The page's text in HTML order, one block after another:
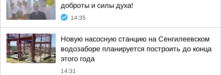
доброты и силы духа!
14:35
Новую насосную станцию на Сенгилеевском
водозаборе планируется построить до конца
этого года
14:31